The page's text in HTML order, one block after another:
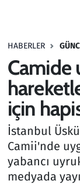
HABERLER
Camide
için
İstanbul
Camii'nde
yabancı
medyada
Haber
Kültür
Kurumsal
Lezzet
Memur